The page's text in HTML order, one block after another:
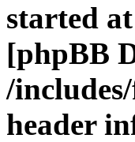
started
[phpBB
/
header